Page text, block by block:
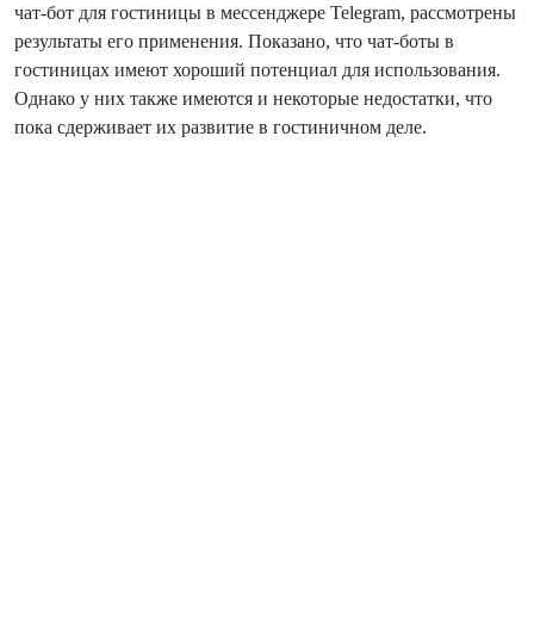
чат-бот для гостиницы в мессенджере Telegram, рассмотрены
результаты его применения. Показано, что чат-боты в
гостиницах имеют хороший потенциал для использования.
Однако у них также имеются и некоторые недостатки, что
пока сдерживает их развитие в гостиничном деле.